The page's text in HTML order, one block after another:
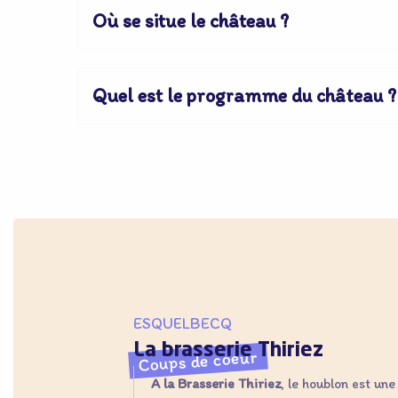
Où se situe le château ?
Quel est le programme du château ?
Coups de coeur
ESQUELBECQ
La brasserie Thiriez
A la Brasserie Thiriez, le houblon est une